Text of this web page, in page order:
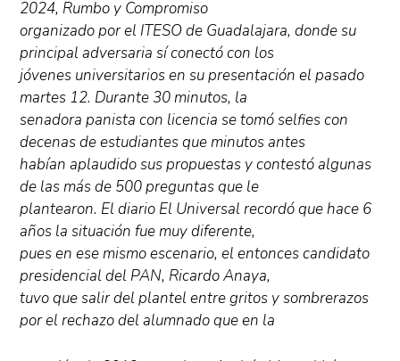
2024, Rumbo y Compromiso
organizado por el ITESO de Guadalajara, donde su
principal adversaria sí conectó con los
jóvenes universitarios en su presentación el pasado
martes 12. Durante 30 minutos, la
senadora panista con licencia se tomó selfies con
decenas de estudiantes que minutos antes
habían aplaudido sus propuestas y contestó algunas
de las más de 500 preguntas que le
plantearon. El diario El Universal recordó que hace 6
años la situación fue muy diferente,
pues en ese mismo escenario, el entonces candidato
presidencial del PAN, Ricardo Anaya,
tuvo que salir del plantel entre gritos y sombrerazos
por el rechazo del alumnado que en la